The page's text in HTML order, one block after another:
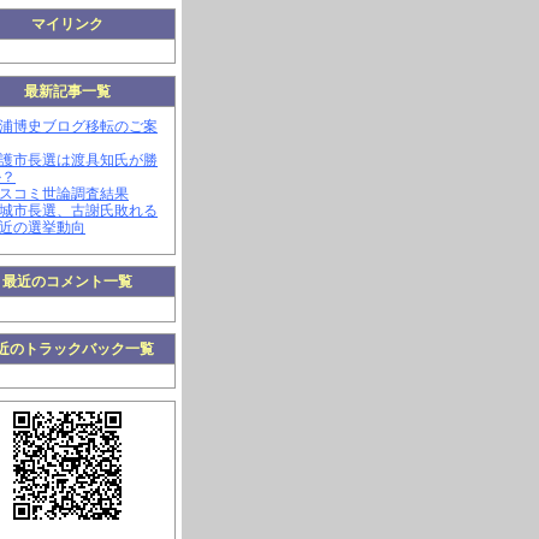
マイリンク
最新記事一覧
博史ブログ移転のご案
市長選は渡具知氏が勝
コミ世論調査結果
市長選、古謝氏敗れる
の選挙動向
最近のコメント一覧
のトラックバック一覧